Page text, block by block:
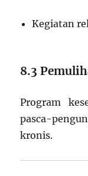
Kegiatan
8.3
Program
pasca-
kronis.